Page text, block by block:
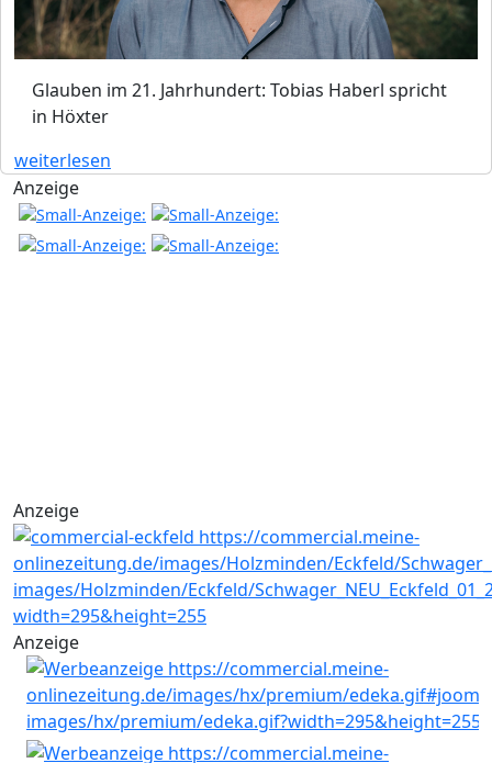
Glauben im 21. Jahrhundert: Tobias Haberl spricht
in Höxter
weiterlesen
Anzeige
Anzeige
Anzeige